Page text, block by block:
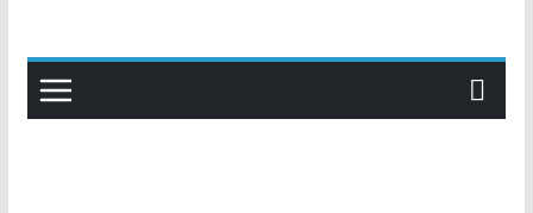
content